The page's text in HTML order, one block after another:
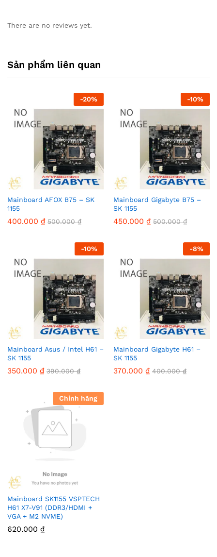
There are no reviews yet.
Sản phẩm liên quan
-20%
Mainboard AFOX B75 – SK
1155
400.000 ₫ 500.000₫
-10%
Mainboard Gigabyte B75 –
SK 1155
450.000 ₫ 500.000₫
-10%
Mainboard Asus / Intel H61 –
SK 1155
350.000 ₫ 390.000₫
-8%
Mainboard Gigabyte H61 –
SK 1155
370.000 ₫ 400.000₫
Chính hãng
Mainboard SK1155 VSPTECH
H61 X7-V91 (DDR3/HDMI +
VGA + M2 NVME)
620.000 ₫